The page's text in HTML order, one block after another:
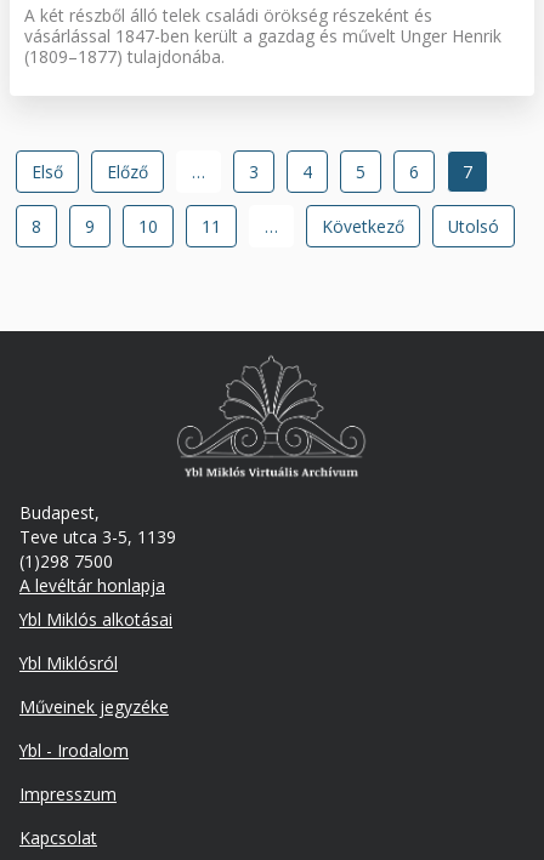
A két részből álló telek családi örökség részeként és
vásárlással 1847-ben került a gazdag és művelt Unger Henrik
(1809–1877) tulajdonába.
Oldalszámozás
Első
oldal
Első
Előző
oldal
Előző … Oldal
3 Oldal
4 Oldal
5 Oldal
6
Jelenlegi
oldal
7
Oldal
8 Oldal
9 Oldal
10 Oldal
11 …
Következő
oldal
Következő
Utolsó
oldal
Utolsó
Budapest,
Teve utca 3-5, 1139
(1)298 7500
A levéltár honlapja
Footer
Ybl Miklós alkotásai
Ybl Miklósról
Műveinek jegyzéke
Ybl - Irodalom
Lábléc
másodlagos
Impresszum
Kapcsolat